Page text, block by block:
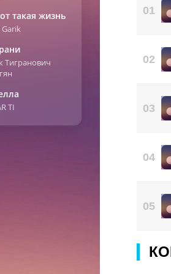
такая жизнь
Garik
Тигранович
TI
В
В
01
02
03
04
05